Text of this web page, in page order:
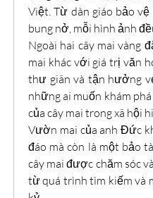
Việt. Từ dàn giáo bảo
bung nở, mỗi hình ảnh
Ngoài hai cây mai vàng
mai khác với giá trị văn
thư giãn và tận hưởng
những ai muốn khám
của cây mai trong xã hội
Vườn mai của anh Đức
đáo mà còn là một bảo
cây mai được chăm sóc
từ quá trình tìm kiếm và